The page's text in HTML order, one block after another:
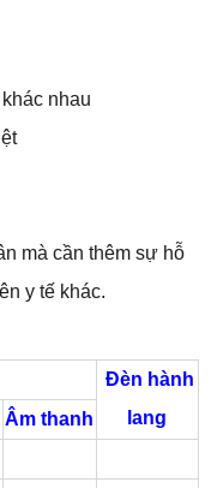
nhau
mà cần thêm sự hỗ
y tế khác.
Đèn hành
lang
Âm thanh